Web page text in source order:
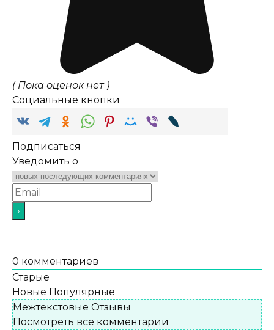
( Пока оценок нет )
Социальные кнопки
Подписаться
Уведомить о
0 комментариев
Старые
Новые Популярные
Межтекстовые Отзывы
Посмотреть все комментарии